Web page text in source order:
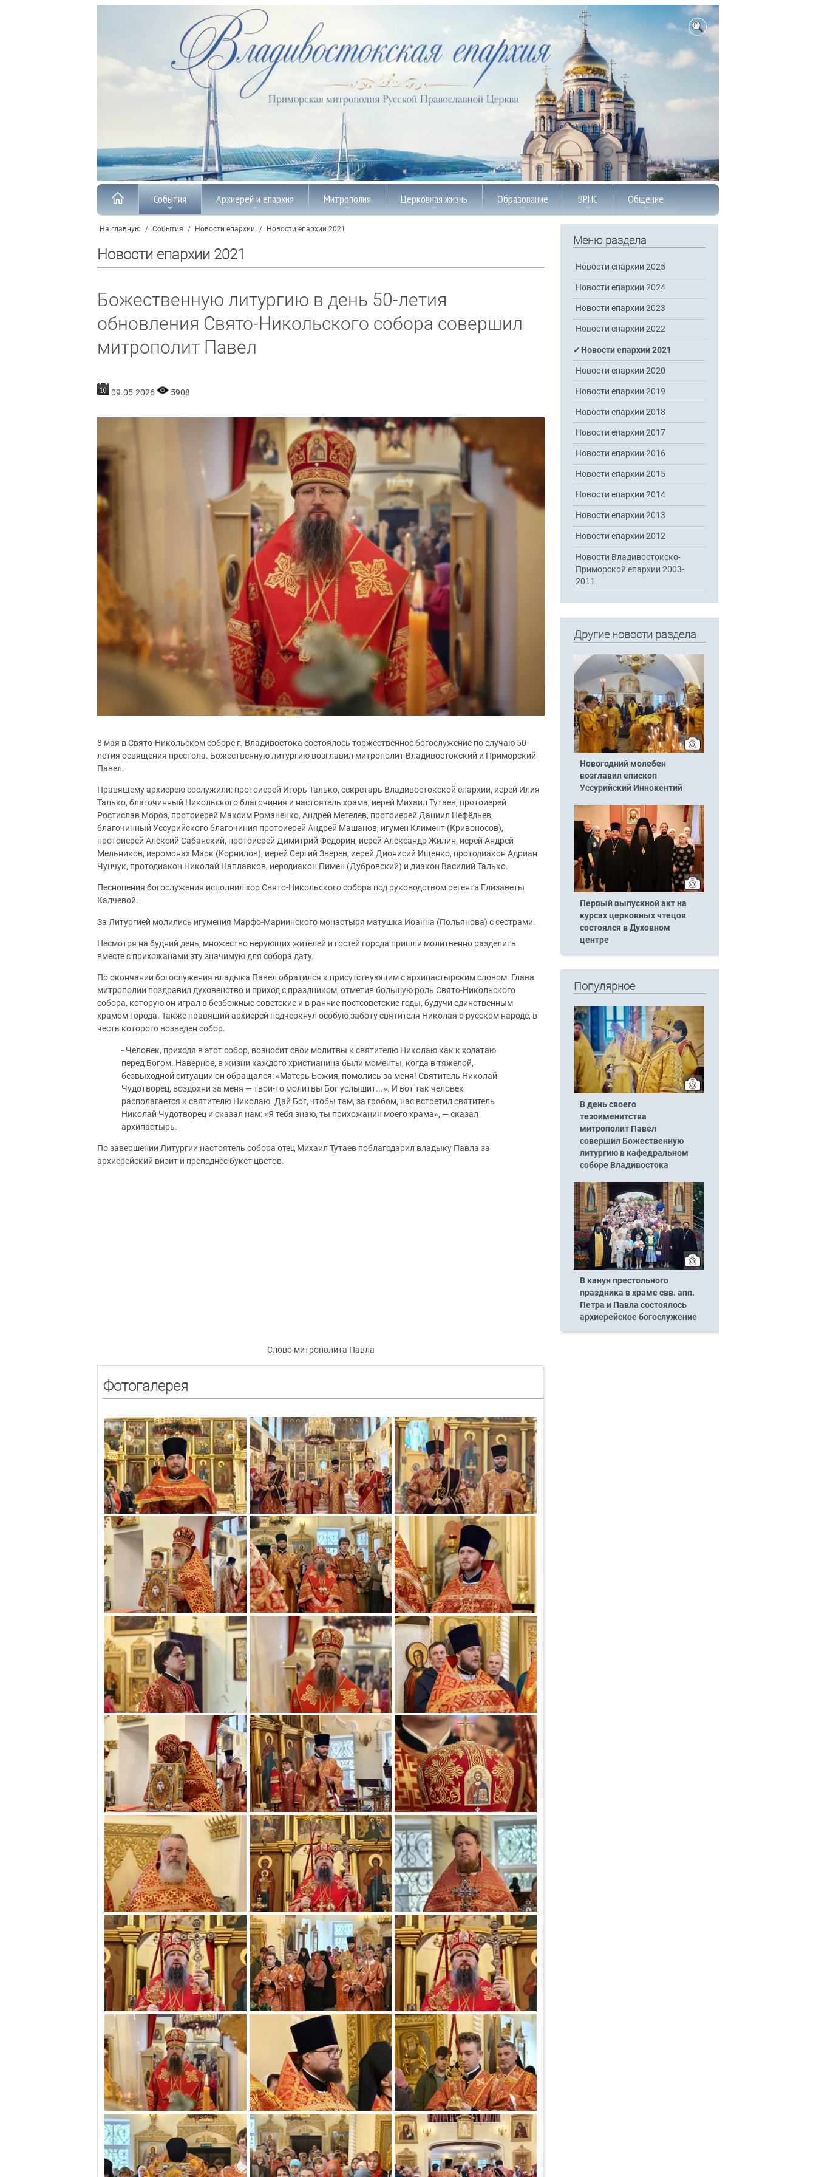
События Архиерей и епархия Митрополия Церковная жизнь Образование ВРНС Общение
На главную / События / Новости епархии / Новости епархии 2021
Новости епархии 2021
Божественную литургию в день 50-летия
обновления Свято-Никольского собора совершил
митрополит Павел
09.05.2026 5908
8 мая в Свято-Никольском соборе г. Владивостока состоялось торжественное богослужение по случаю 50-
летия освящения престола. Божественную литургию возглавил митрополит Владивостокский и Приморский
Павел.
Правящему архиерею сослужили: протоиерей Игорь Талько, секретарь Владивостокской епархии, иерей Илия
Талько, благочинный Никольского благочиния и настоятель храма, иерей Михаил Тутаев, протоиерей
Ростислав Мороз, протоиерей Максим Романенко, Андрей Метелев, протоиерей Даниил Нефёдьев,
благочинный Уссурийского благочиния протоиерей Андрей Машанов, игумен Климент (Кривоносов),
протоиерей Алексий Сабанский, протоиерей Димитрий Федорин, иерей Александр Жилин, иерей Андрей
Мельников, иеромонах Марк (Корнилов), иерей Сергий Зверев, иерей Дионисий Ищенко, протодиакон Адриан
Чунчук, протодиакон Николай Наплавков, иеродиакон Пимен (Дубровский) и диакон Василий Талько.
Песнопения богослужения исполнил хор Свято-Никольского собора под руководством регента Елизаветы
Калчевой.
За Литургией молились игумения Марфо-Мариинского монастыря матушка Иоанна (Польянова) с сестрами.
Несмотря на будний день, множество верующих жителей и гостей города пришли молитвенно разделить
вместе с прихожанами эту значимую для собора дату.
По окончании богослужения владыка Павел обратился к присутствующим с архипастырским словом. Глава
митрополии поздравил духовенство и приход с праздником, отметив большую роль Свято-Никольского
собора, которую он играл в безбожные советские и в ранние постсоветские годы, будучи единственным
храмом города. Также правящий архиерей подчеркнул особую заботу святителя Николая о русском народе, в
честь которого возведен собор.
- Человек, приходя в этот собор, возносит свои молитвы к святителю Николаю как к ходатаю
перед Богом. Наверное, в жизни каждого христианина были моменты, когда в тяжелой,
безвыходной ситуации он обращался: «Матерь Божия, помолись за меня! Святитель Николай
Чудотворец, воздохни за меня — твои-то молитвы Бог услышит...». И вот так человек
располагается к святителю Николаю. Дай Бог, чтобы там, за гробом, нас встретил святитель
Николай Чудотворец и сказал нам: «Я тебя знаю, ты прихожанин моего храма», — сказал
архипастырь.
По завершении Литургии настоятель собора отец Михаил Тутаев поблагодарил владыку Павла за
архиерейский визит и преподнёс букет цветов.
Слово митрополита Павла
Фотогалерея
Меню раздела
Новости епархии 2025
Новости епархии 2024
Новости епархии 2023
Новости епархии 2022
Новости епархии 2021
Новости епархии 2020
Новости епархии 2019
Новости епархии 2018
Новости епархии 2017
Новости епархии 2016
Новости епархии 2015
Новости епархии 2014
Новости епархии 2013
Новости епархии 2012
Новости Владивостокско-
Приморской епархии 2003-
2011
Другие новости раздела
Новогодний молебен
возглавил епископ
Уссурийский Иннокентий
Первый выпускной акт на
курсах церковных чтецов
состоялся в Духовном
центре
Популярное
В день своего
тезоименитства
митрополит Павел
совершил Божественную
литургию в кафедральном
соборе Владивостока
В канун престольного
праздника в храме свв. апп.
Петра и Павла состоялось
архиерейское богослужение